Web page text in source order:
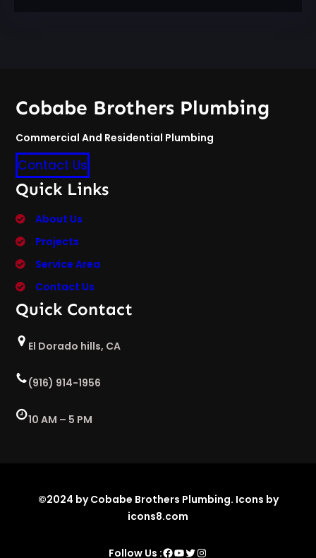
Cobabe Brothers Plumbing
Commercial And Residential Plumbing
Contact Us
Quick Links
About Us
Projects
Service Area
Contact Us
Quick Contact
El Dorado hills, CA
(916) 914-1956
10 AM – 5 PM
©2024 by Cobabe Brothers Plumbing. Icons by
icons8.com
Follow Us :Facebook
YouTube
Twitter
Instagram